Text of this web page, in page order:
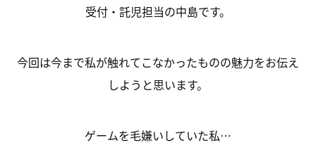
受付・託児担当の中島です。
今回は今まで私が触れてこなかったものの魅力をお伝え
しようと思います。
ゲームを毛嫌いしていた私…